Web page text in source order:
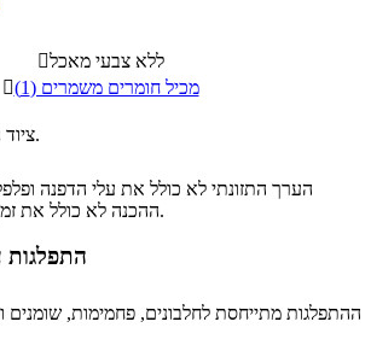
ללא צבעי מאכל

מכיל חומרים משמרים (1)
ציוד נדרש: חוט קשירה.
הערך התזונתי לא כולל את עלי הדפנה
ההכנה לא כולל את זמן קירור הפסטרמה.
התפלגות
ההתפלגות מתייחסת לחלבונים, פחמימות, שומנים